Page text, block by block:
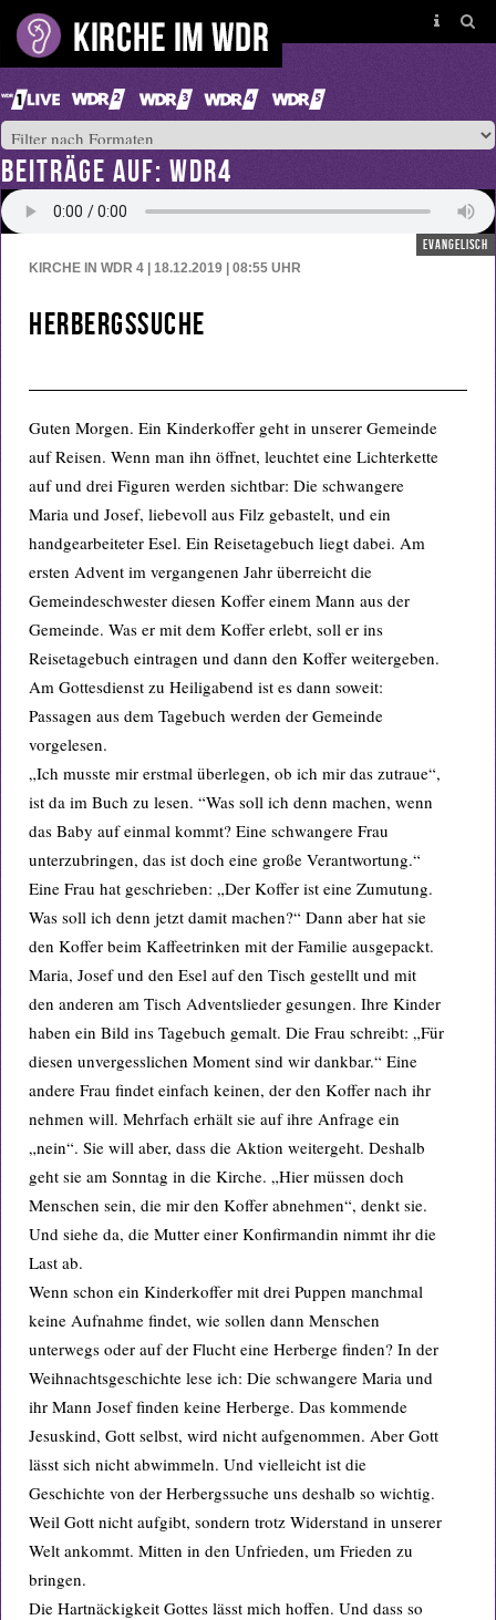
BEITRÄGE AUF: WDR4
evangelisch
KIRCHE IN WDR 4 | 18.12.2019 | 08:55 UHR
Herbergssuche
Guten Morgen. Ein Kinderkoffer geht in unserer Gemeinde
auf Reisen. Wenn man ihn öffnet, leuchtet eine Lichterkette
auf und drei Figuren werden sichtbar: Die schwangere
Maria und Josef, liebevoll aus Filz gebastelt, und ein
handgearbeiteter Esel. Ein Reisetagebuch liegt dabei. Am
ersten Advent im vergangenen Jahr überreicht die
Gemeindeschwester diesen Koffer einem Mann aus der
Gemeinde. Was er mit dem Koffer erlebt, soll er ins
Reisetagebuch eintragen und dann den Koffer weitergeben.
Am Gottesdienst zu Heiligabend ist es dann soweit:
Passagen aus dem Tagebuch werden der Gemeinde
vorgelesen.
„Ich musste mir erstmal überlegen, ob ich mir das zutraue“,
ist da im Buch zu lesen. “Was soll ich denn machen, wenn
das Baby auf einmal kommt? Eine schwangere Frau
unterzubringen, das ist doch eine große Verantwortung.“
Eine Frau hat geschrieben: „Der Koffer ist eine Zumutung.
Was soll ich denn jetzt damit machen?“ Dann aber hat sie
den Koffer beim Kaffeetrinken mit der Familie ausgepackt.
Maria, Josef und den Esel auf den Tisch gestellt und mit
den anderen am Tisch Adventslieder gesungen. Ihre Kinder
haben ein Bild ins Tagebuch gemalt. Die Frau schreibt: „Für
diesen unvergesslichen Moment sind wir dankbar.“ Eine
andere Frau findet einfach keinen, der den Koffer nach ihr
nehmen will. Mehrfach erhält sie auf ihre Anfrage ein
„nein“. Sie will aber, dass die Aktion weitergeht. Deshalb
geht sie am Sonntag in die Kirche. „Hier müssen doch
Menschen sein, die mir den Koffer abnehmen“, denkt sie.
Und siehe da, die Mutter einer Konfirmandin nimmt ihr die
Last ab.
Wenn schon ein Kinderkoffer mit drei Puppen manchmal
keine Aufnahme findet, wie sollen dann Menschen
unterwegs oder auf der Flucht eine Herberge finden? In der
Weihnachtsgeschichte lese ich: Die schwangere Maria und
ihr Mann Josef finden keine Herberge. Das kommende
Jesuskind, Gott selbst, wird nicht aufgenommen. Aber Gott
lässt sich nicht abwimmeln. Und vielleicht ist die
Geschichte von der Herbergssuche uns deshalb so wichtig.
Weil Gott nicht aufgibt, sondern trotz Widerstand in unserer
Welt ankommt. Mitten in den Unfrieden, um Frieden zu
bringen.
Die Hartnäckigkeit Gottes lässt mich hoffen. Und dass so